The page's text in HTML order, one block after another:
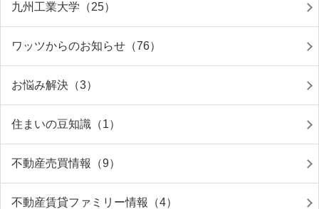
九州工業大学（25）
ワッツからのお知らせ（76）
お悩み解決（3）
住まいの豆知識（1）
不動産売買情報（9）
不動産賃貸ファミリー情報（4）